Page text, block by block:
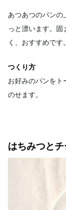
あつあつのパンの
っと漂います。
く、おすすめです。
つくり方
お好みのパンをト
のせます。
はちみつと